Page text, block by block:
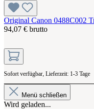
Original Canon 0488C002
94,07 € brutto
Sofort verfügbar, Lieferzeit: 1-3 Tage
Menü schließen
Wird geladen...